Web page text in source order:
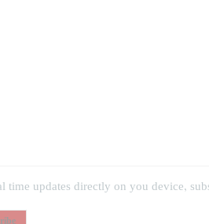
time updates directly on you device,